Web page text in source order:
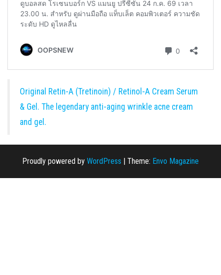
Original Retin-A (Tretinoin) / Retinol-A Cream Serum
& Gel. The legendary anti-aging wrinkle acne cream
and gel.
Proudly powered by WordPress Theme: Envo Magazine